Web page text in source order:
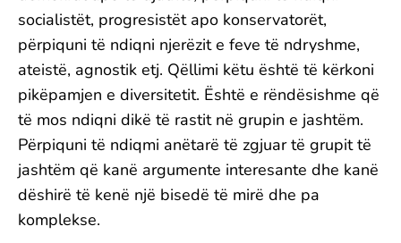
socialistët, progresistët apo konservatorët,
përpiquni të ndiqni njerëzit e feve të ndryshme,
ateistë, agnostik etj. Qëllimi këtu është të kërkoni
pikëpamjen e diversitetit. Është e rëndësishme që
të mos ndiqni dikë të rastit në grupin e jashtëm.
Përpiquni të ndiqmi anëtarë të zgjuar të grupit të
jashtëm që kanë argumente interesante dhe kanë
dëshirë të kenë një bisedë të mirë dhe pa
komplekse.